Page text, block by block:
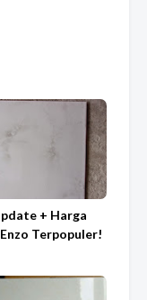
+ Harga
Terpopuler!